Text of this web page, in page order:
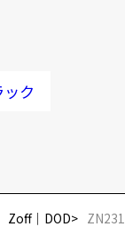
加工賃を追加で頂
】を店頭スタッフ
ック
Zoff｜DOD